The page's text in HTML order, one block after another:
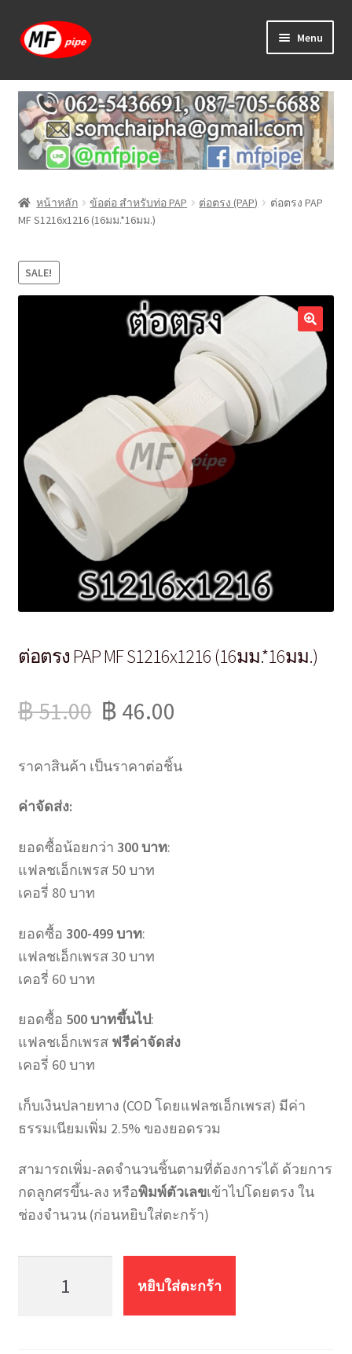
Skip
to
Skip
to
Menu
หน้าแรก
ร้านค้า
วิธีการเดินท่อ PAP
บทความ
แจ้งชำระเงิน
หน้าหลัก ข้อต่อ สำหรับท่อ PAP ต่อตรง (PAP)
ต่อตรง PAP
MF S1216x1216 (16มม.*16มม.)
SALE!
ต่อตรง PAP MF S1216x1216 (16มม.*16มม.)
฿51.00 ฿ 46.00
ราคาสินค้า เป็นราคาต่อชิ้น
ค่าจัดส่ง:
ยอดซื้อน้อยกว่า 300 บาท:
แฟลชเอ็กเพรส 50 บาท
เคอรี่ 80 บาท
ยอดซื้อ 300-499 บาท:
แฟลชเอ็กเพรส 30 บาท
เคอรี่ 60 บาท
ยอดซื้อ 500 บาทขึ้นไป:
แฟลชเอ็กเพรส ฟรีค่าจัดส่ง
เคอรี่ 60 บาท
เก็บเงินปลายทาง (COD โดยแฟลชเอ็กเพรส) มีค่า
ธรรมเนียมเพิ่ม 2.5% ของยอดรวม
สามารถเพิ่ม-ลดจำนวนชิ้นตามที่ต้องการได้ ด้วยการ
กดลูกศรขึ้น-ลง หรือพิมพ์ตัวเลขเข้าไปโดยตรง ใน
ช่องจำนวน (ก่อนหยิบใส่ตะกร้า)
หยิบใส่ตะกร้า